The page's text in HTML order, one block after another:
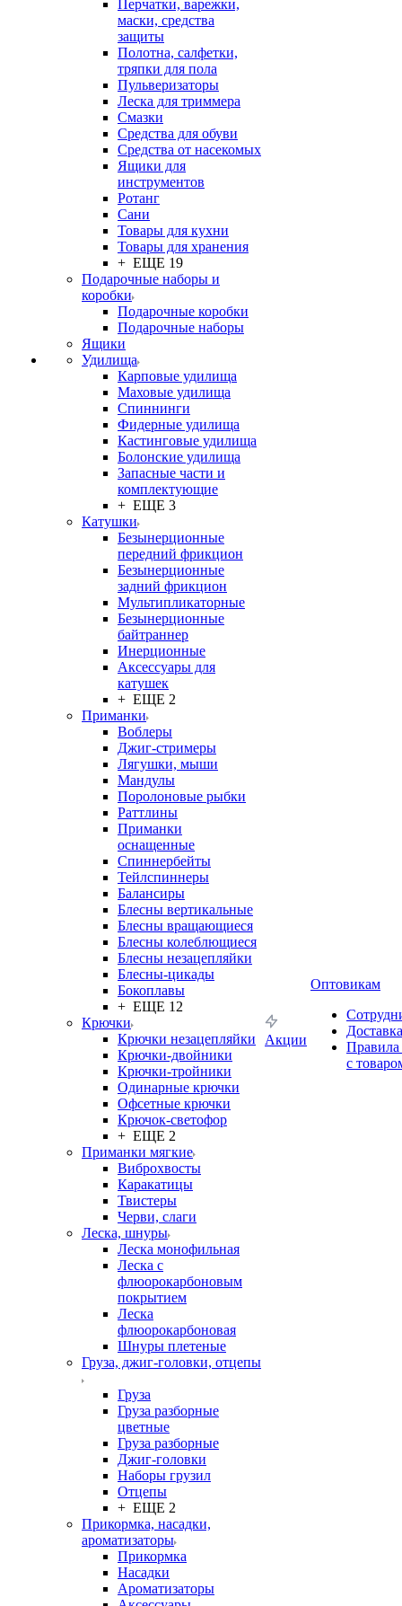
Перчатки, варежки,
маски, средства
защиты
Полотна, салфетки,
тряпки для пола
Пульверизаторы
Леска для триммера
Смазки
Средства для обуви
Средства от насекомых
Ящики для
инструментов
Ротанг
Сани
Товары для кухни
Товары для хранения
+ ЕЩЕ 19
Подарочные наборы и
коробки
Подарочные коробки
Подарочные наборы
Ящики
Удилища
Карповые удилища
Маховые удилища
Спиннинги
Фидерные удилища
Кастинговые удилища
Болонские удилища
Запасные части и
комплектующие
+ ЕЩЕ 3
Катушки
Безынерционные
передний фрикцион
Безынерционные
задний фрикцион
Мультипликаторные
Безынерционные
байтраннер
Инерционные
Аксессуары для
катушек
+ ЕЩЕ 2
Приманки
Воблеры
Джиг-стримеры
Лягушки, мыши
Мандулы
Поролоновые рыбки
Раттлины
Приманки
оснащенные
Спиннербейты
Тейлспиннеры
Балансиры
Блесны вертикальные
Блесны вращающиеся
Блесны колеблющиеся
Блесны незацепляйки
Блесны-цикады
Бокоплавы
+ ЕЩЕ 12
Крючки
Крючки незацепляйки
Крючки-двойники
Крючки-тройники
Одинарные крючки
Офсетные крючки
Крючок-светофор
+ ЕЩЕ 2
Приманки мягкие
Виброхвосты
Каракатицы
Твистеры
Черви, слаги
Леска, шнуры
Леска монофильная
Леска с
флюорокарбоновым
покрытием
Леска
флюорокарбоновая
Шнуры плетеные
Груза, джиг-головки, отцепы
Груза
Груза разборные
цветные
Груза разборные
Джиг-головки
Наборы грузил
Отцепы
+ ЕЩЕ 2
Прикормка, насадки,
ароматизаторы
Прикормка
Насадки
Ароматизаторы
Акции
Оптовикам
Доставка
Правила
с